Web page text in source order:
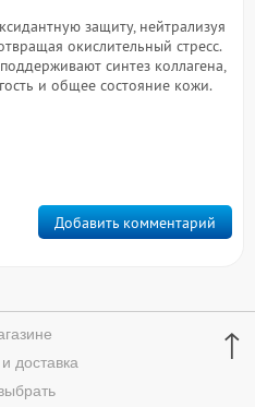
защиту, нейтрализуя
окислительный стресс.
синтез коллагена,
и общее состояние кожи.
Добавить комментарий
↑
доставка